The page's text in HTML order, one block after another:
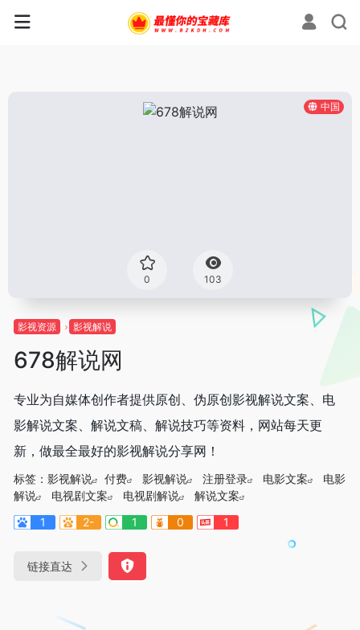
中国
0 103
影视资源 影视解说
678解说网
专业为自媒体创作者提供原创、伪原创影视解说文案、电
影解说文案、解说文稿、解说技巧等资料，网站每天更
新，做最全最好的影视解说分享网！
标签： 影视解说 付费 影视解说 注册登录 电影文案
电影
解说
电视剧文案 电视剧解说
解说文案
1
2- 1 0 1
链接直达